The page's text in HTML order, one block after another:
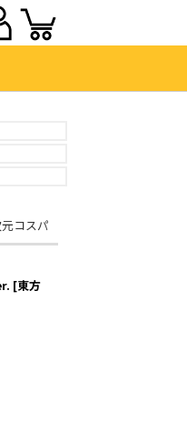
コスパ
[東方